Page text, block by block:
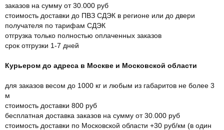
заказов на сумму от 30.000 руб
стоимость доставки до ПВЗ СДЭК в регионе или до двери
получателя по тарифам СДЭК
отгрузка только полностью оплаченных заказов
срок отгрузки 1-7 дней
Курьером до адреса в Москве и Московской области
для заказов весом до 1000 кг и любым из габаритов не более 3
м
стоимость доставки 800 руб
бесплатная доставка заказов на сумму от 30.000 руб
стоимость доставки по Московской области +30 руб/км (в один